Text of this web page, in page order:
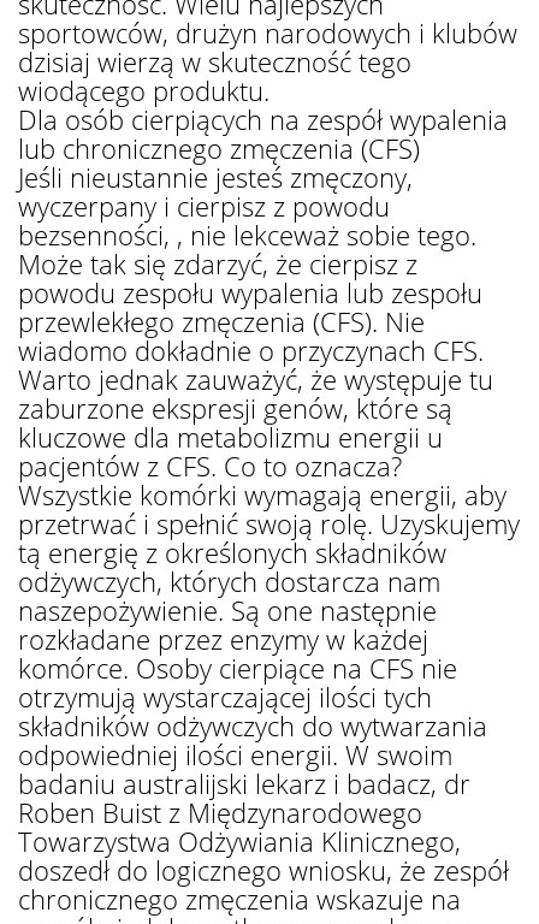
sportowców, drużyn narodowych i klubów
dzisiaj wierzą w skuteczność tego
wiodącego produktu.
Dla osób cierpiących na zespół wypalenia
lub chronicznego zmęczenia (CFS)
Jeśli nieustannie jesteś zmęczony,
wyczerpany i cierpisz z powodu
bezsenności, , nie lekceważ sobie tego.
Może tak się zdarzyć, że cierpisz z
powodu zespołu wypalenia lub zespołu
przewlekłego zmęczenia (CFS). Nie
wiadomo dokładnie o przyczynach CFS.
Warto jednak zauważyć, że występuje tu
zaburzone ekspresji genów, które są
kluczowe dla metabolizmu energii u
pacjentów z CFS. Co to oznacza?
Wszystkie komórki wymagają energii, aby
przetrwać i spełnić swoją rolę. Uzyskujemy
tą energię z określonych składników
odżywczych, których dostarcza nam
naszepożywienie. Są one następnie
rozkładane przez enzymy w każdej
komórce. Osoby cierpiące na CFS nie
otrzymują wystarczającej ilości tych
składników odżywczych do wytwarzania
odpowiedniej ilości energii. W swoim
badaniu australijski lekarz i badacz, dr
Roben Buist z Międzynarodowego
Towarzystwa Odżywiania Klinicznego,
doszedł do logicznego wniosku, że zespół
chronicznego zmęczenia wskazuje na